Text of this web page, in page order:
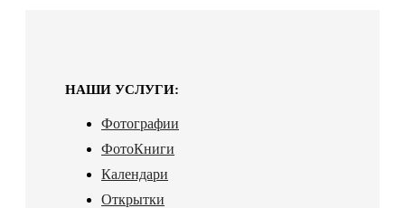
НАШИ УСЛУГИ:
Фотографии
ФотоКниги
Календари
Открытки